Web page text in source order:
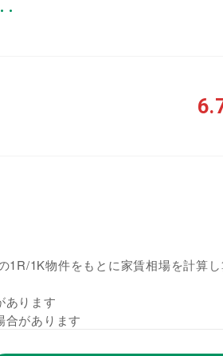
1K物件をもとに家賃相場を計算し
あります
合があります